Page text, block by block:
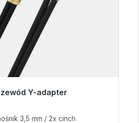
Y-adapter
natychmiastowej wysyłki, czas
3,5 mm / 2x cinch